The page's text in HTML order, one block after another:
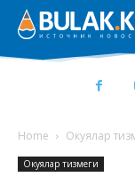
Home Окуялар
Окуялар тизмеги